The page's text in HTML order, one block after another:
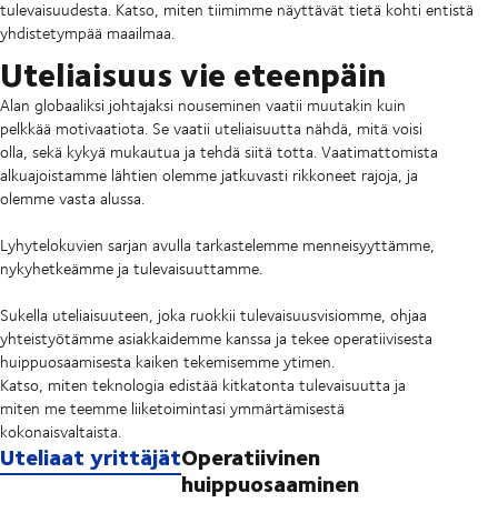
tulevaisuudesta. Katso, miten tiimimme näyttävät tietä kohti entistä
yhdistetympää maailmaa.
Uteliaisuus vie eteenpäin
Alan globaaliksi johtajaksi nouseminen vaatii muutakin kuin
pelkkää motivaatiota. Se vaatii uteliaisuutta nähdä, mitä voisi
olla, sekä kykyä mukautua ja tehdä siitä totta. Vaatimattomista
alkuajoistamme lähtien olemme jatkuvasti rikkoneet rajoja, ja
olemme vasta alussa.
Lyhytelokuvien sarjan avulla tarkastelemme menneisyyttämme,
nykyhetkeämme ja tulevaisuuttamme.
Sukella uteliaisuuteen, joka ruokkii tulevaisuusvisiomme, ohjaa
yhteistyötämme asiakkaidemme kanssa ja tekee operatiivisesta
huippuosaamisesta kaiken tekemisemme ytimen.
Katso, miten teknologia edistää kitkatonta tulevaisuutta ja
miten me teemme liiketoimintasi ymmärtämisestä
kokonaisvaltaista.
Uteliaat yrittäjätOperatiivinen
huippuosaaminen